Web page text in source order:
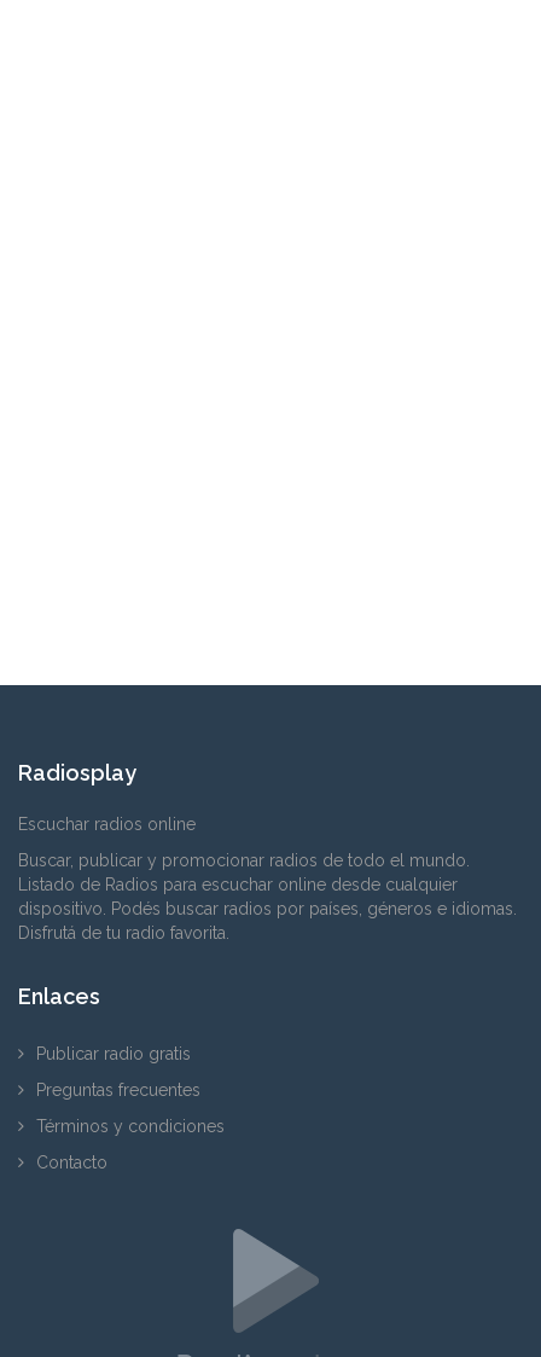
Radiosplay
Escuchar radios online
Buscar, publicar y promocionar radios de todo el mundo.
Listado de Radios para escuchar online desde cualquier
dispositivo. Podés buscar radios por países, géneros e idiomas.
Disfrutá de tu radio favorita.
Enlaces
Publicar radio gratis
Preguntas frecuentes
Términos y condiciones
Contacto